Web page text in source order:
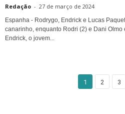
Redação - 27 de março de 2024
Espanha - Rodrygo, Endrick e Lucas
canarinho, enquanto Rodri (2) e Dani Olmo
Endrick, o jovem...
1 2 3